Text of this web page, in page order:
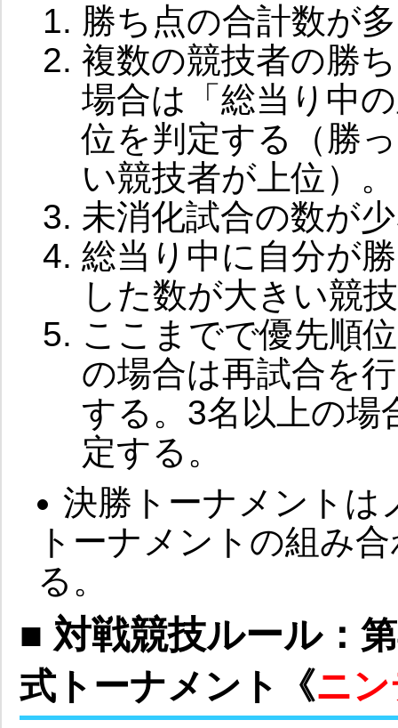
勝ち点の合計数が
複数の競技者の勝
場合は「総当り中
位を判定する（勝
い競技者が上位）。
未消化試合の数が
総当り中に自分が
した数が大きい競
ここまでで優先順
の場合は再試合を
する。3名以上の場
定する。
決勝トーナメントは
トーナメントの組み
る。
■ 対戦競技ルール：
式トーナメント《ニ